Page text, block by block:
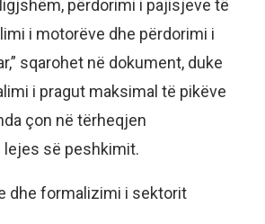
përdorimi i pajisjeve të
i motorëve dhe përdorimi i
sqarohet në dokument, duke
i pragut maksimal të pikëve
çon në tërheqjen
së peshkimit.
dhe formalizimi i sektorit